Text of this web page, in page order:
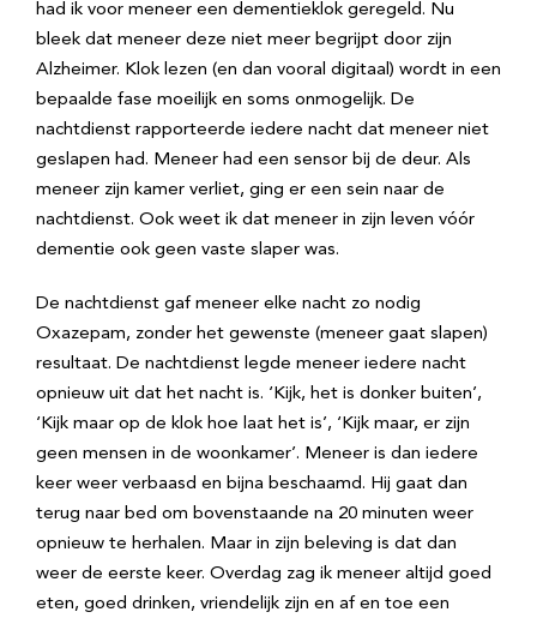
had ik voor meneer een dementieklok geregeld. Nu
bleek dat meneer deze niet meer begrijpt door zijn
Alzheimer. Klok lezen (en dan vooral digitaal) wordt in een
bepaalde fase moeilijk en soms onmogelijk. De
nachtdienst rapporteerde iedere nacht dat meneer niet
geslapen had. Meneer had een sensor bij de deur. Als
meneer zijn kamer verliet, ging er een sein naar de
nachtdienst. Ook weet ik dat meneer in zijn leven vóór
dementie ook geen vaste slaper was.
De nachtdienst gaf meneer elke nacht zo nodig
Oxazepam, zonder het gewenste (meneer gaat slapen)
resultaat. De nachtdienst legde meneer iedere nacht
opnieuw uit dat het nacht is. ‘Kijk, het is donker buiten’,
‘Kijk maar op de klok hoe laat het is’, ‘Kijk maar, er zijn
geen mensen in de woonkamer’. Meneer is dan iedere
keer weer verbaasd en bijna beschaamd. Hij gaat dan
terug naar bed om bovenstaande na 20 minuten weer
opnieuw te herhalen. Maar in zijn beleving is dat dan
weer de eerste keer. Overdag zag ik meneer altijd goed
eten, goed drinken, vriendelijk zijn en af en toe een